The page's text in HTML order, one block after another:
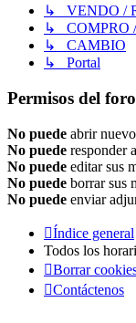
↳ VENDO /
↳ COMPRO
↳ CAMBIO
↳ Portal
Permisos del foro
No puede abrir
No puede responder
No puede editar sus
No puede borrar sus
No puede enviar
Índice general
Todos los
Borrar
Contáctenos